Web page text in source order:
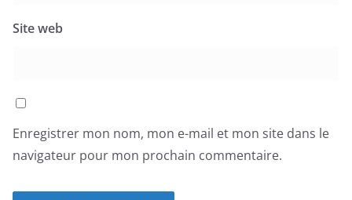
Site web
Enregistrer mon nom, mon e-mail et mon site dans le
navigateur pour mon prochain commentaire.